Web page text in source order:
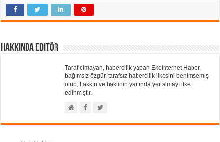
Hakkında Editör
Taraf olmayan, habercilik yapan Ekointernet Haber,
bağımsız özgür, tarafsız habercilik ilkesini benimsemiş
olup, hakkın ve haklının yanında yer almayı ilke
edinmiştir.